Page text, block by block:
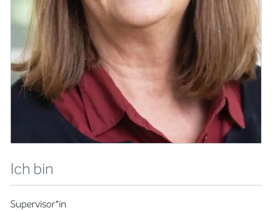
Ich bin
Supervisor*in